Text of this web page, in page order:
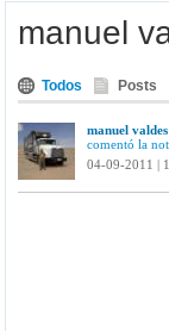
manuel
Todos Posts
manuel
comentó la
04-09-2011 |